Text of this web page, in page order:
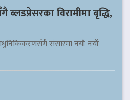
विरामीमा बृद्धि,
संसारमा नयाँ नयाँ